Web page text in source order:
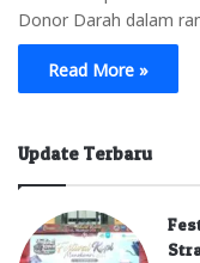
Donor Darah dalam
Read More »
Update Terbaru